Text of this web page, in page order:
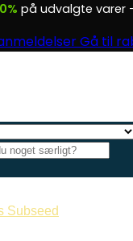
på udvalgte varer
Gå til
Subseed